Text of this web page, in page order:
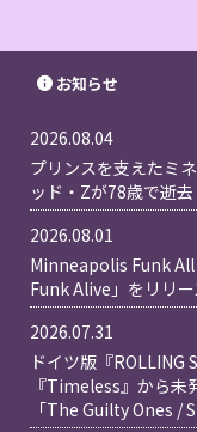
お知らせ
2026.08.04
プリンスを支えたミ
ッド・Zが78歳で逝去
2026.08.01
Minneapolis Funk
Funk Alive」をリリー
2026.07.31
ドイツ版『ROLLING
『Timeless』から未
「The Guilty Ones /